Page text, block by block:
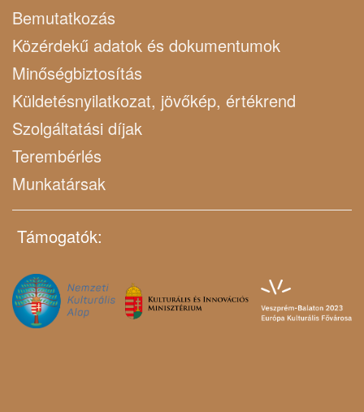
Bemutatkozás
Közérdekű adatok és dokumentumok
Minőségbiztosítás
Küldetésnyilatkozat, jövőkép, értékrend
Szolgáltatási díjak
Terembérlés
Munkatársak
Támogatók: